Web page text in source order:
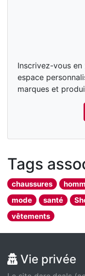
Inscrivez-vous en
espace
marques et
Tags
chaussures
mode
santé
vêtements
Vie privée